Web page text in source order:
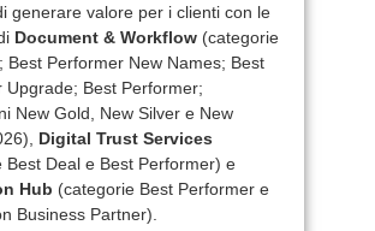
generare valore per i clienti con le
Document & Workflow (categorie
Best Performer New Names; Best
Upgrade; Best Performer;
New Gold, New Silver e New
Digital Trust Services
Best Deal e Best Performer) e
Hub (categorie Best Performer e
Business Partner).